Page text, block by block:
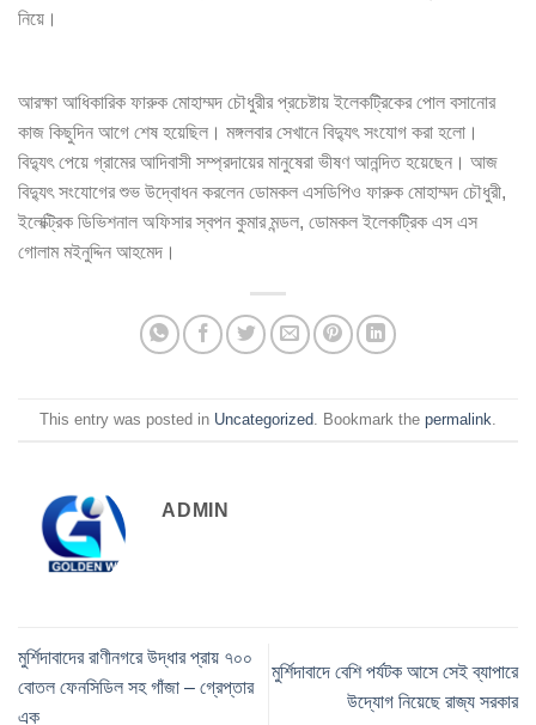
নিয়ে।
আরক্ষা আধিকারিক ফারুক মোহাম্মদ চৌধুরীর প্রচেষ্টায় ইলেকট্রিকের পোল বসানোর
কাজ কিছুদিন আগে শেষ হয়েছিল। মঙ্গলবার সেখানে বিদ্যুৎ সংযোগ করা হলো।
বিদ্যুৎ পেয়ে গ্রামের আদিবাসী সম্প্রদায়ের মানুষেরা ভীষণ আনন্দিত হয়েছেন। আজ
বিদ্যুৎ সংযোগের শুভ উদ্বোধন করলেন ডোমকল এসডিপিও ফারুক মোহাম্মদ চৌধুরী,
ইলেক্ট্রিক ডিভিশনাল অফিসার স্বপন কুমার মন্ডল, ডোমকল ইলেকট্রিক এস এস
গোলাম মইনুদ্দিন আহমেদ।
This entry was posted in Uncategorized . Bookmark the permalink
ADMIN
মুর্শিদাবাদের রাণীনগরে উদ্ধার প্রায় ৭০০
বোতল ফেনসিডিল সহ গাঁজা – গ্রেপ্তার
এক
মুর্শিদাবাদে বেশি পর্যটক আসে সেই ব্যাপারে
উদ্যোগ নিয়েছে রাজ্য সরকার